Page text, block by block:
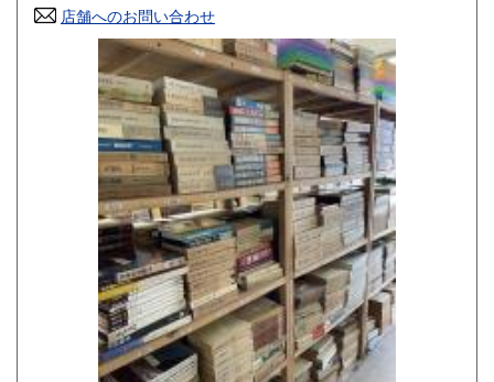
高知県 800円
800円 長崎県
800円 大分県
800円 鹿児島県
1,500円
店舗へのお問い合わせ